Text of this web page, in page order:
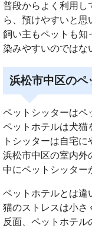
普段からよく利用し
ら、預けやすいと思
飼い主もペットも知
染みやすいのではな
浜松市中区のペ
ペットシッターはペ
ペットホテルは犬猫
トシッターは自宅に
浜松市中区の室内外
中にペットシッター
ペットホテルとは違
猫のストレスは小さ
反面、ペットホテル